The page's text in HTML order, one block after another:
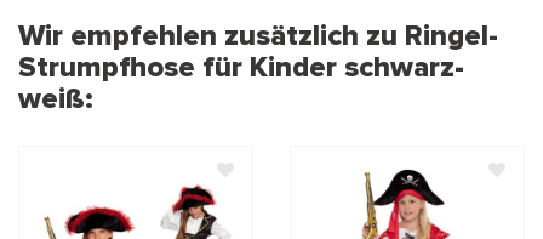
Wir empfehlen zusätzlich zu Ringel-
Strumpfhose für Kinder schwarz-
weiß: